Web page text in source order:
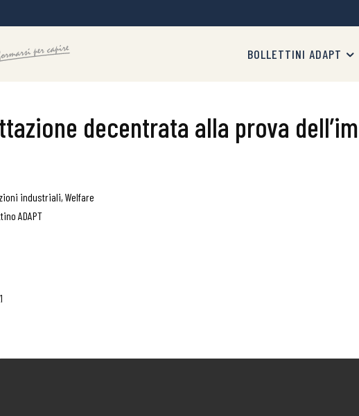
BOLLETTINI ADAPT
decentrata alla prova
industriali, Welfare
ADAPT